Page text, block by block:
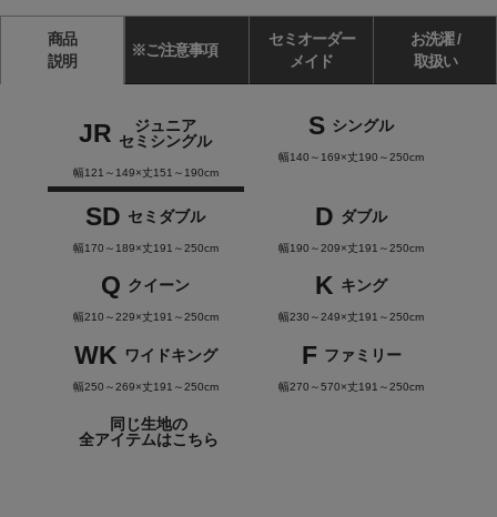
商品
説明
※ご注意事項
セミオーダー
メイド
お洗濯 /
取扱い
JR
ジュニア
セミシングル
幅121～149×丈151～190cm
S シングル
幅140～169×丈190～250cm
SD セミダブル
幅170～189×丈191～250cm
D ダブル
幅190～209×丈191～250cm
Q クイーン
幅210～229×丈191～250cm
K キング
幅230～249×丈191～250cm
WK ワイドキング
幅250～269×丈191～250cm
F ファミリー
幅270～570×丈191～250cm
同じ生地の
全アイテムはこちら